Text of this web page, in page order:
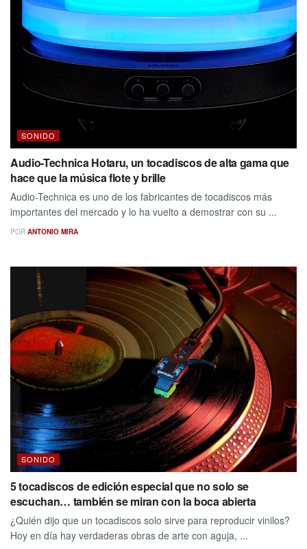
SONIDO
Audio-Technica Hotaru, un tocadiscos de alta gama que
hace que la música flote y brille
Audio-Technica es uno de los fabricantes de tocadiscos más
importantes del mercado y lo ha vuelto a demostrar con su ...
POR ANTONIO MIRA
SONIDO
5 tocadiscos de edición especial que no solo se
escuchan… también se miran con la boca abierta
¿Quién dijo que un tocadiscos solo sirve para reproducir vinilos?
Hoy en día hay verdaderas obras de arte con aguja, ...